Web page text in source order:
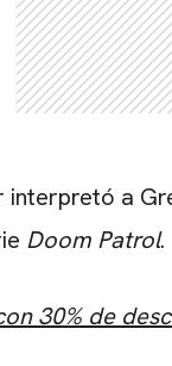
interpretó a
Doom Patrol.
30% de